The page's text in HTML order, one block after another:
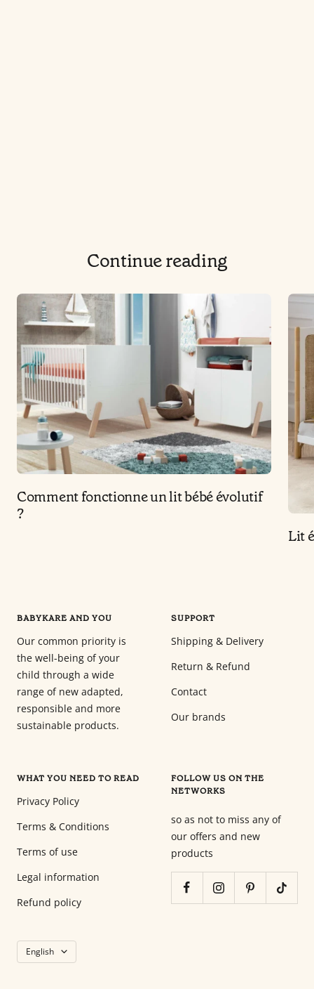
Continue reading
Comment fonctionne un lit bébé évolutif
?
Lit
BABYKARE AND YOU
Our common priority is
the well-being of your
child through a wide
range of new adapted,
responsible and more
sustainable products.
SUPPORT
Shipping & Delivery
Return & Refund
Contact
Our brands
WHAT YOU NEED TO READ
Privacy Policy
Terms & Conditions
Terms of use
Legal information
Refund policy
FOLLOW US ON THE
NETWORKS
so as not to miss any of
our offers and new
products
Language
English